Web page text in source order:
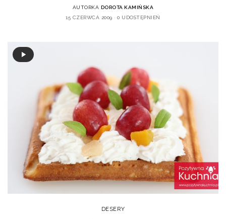
AUTORKA DOROTA KAMIŃSKA
15 CZERWCA 2009
0 UDOSTĘPNIEŃ
DESERY